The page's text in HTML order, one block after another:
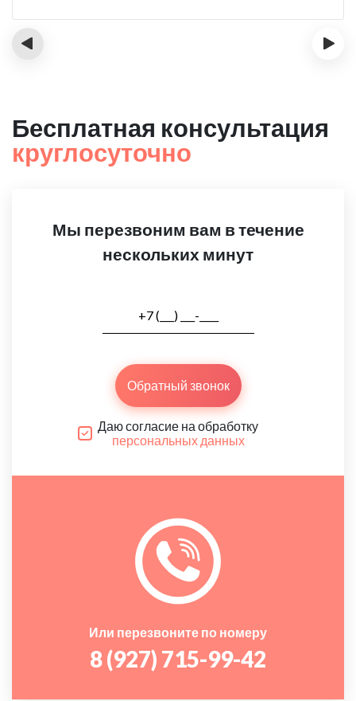
‹ ›
Бесплатная консультация
круглосуточно
Мы перезвоним вам в течение
нескольких минут
Обратный звонок
Даю согласие на обработку
персональных данных
Или перезвоните по номеру
8 (927) 715-99-42